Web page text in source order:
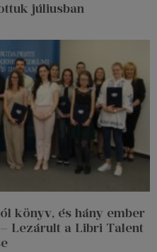
júliusban
könyv, és hány ember
Lezárult a Libri Talent